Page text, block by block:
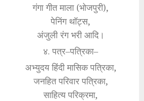
गंगा गीत माला (भोजपुरी),
पेनिंग थॉट्स,
अंजुली रंग भरी आदि।
४. पत्र–पत्रिका–
अभ्युदय हिंदी मासिक पत्रिका,
जनहित परिवार पत्रिका,
साहित्य परिक्रमा,